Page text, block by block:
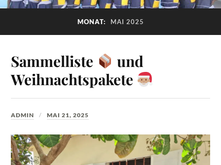
MONAT: MAI 2025
Sammelliste
und
Weihnachtspakete
ADMIN MAI 21, 2025